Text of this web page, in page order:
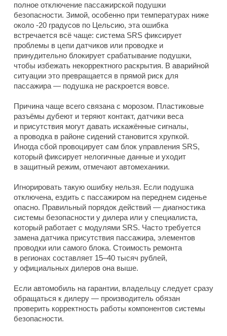
полное отключение пассажирской подушки
безопасности. Зимой, особенно при температурах ниже
около -20 градусов по Цельсию, эта ошибка
встречается всё чаще: система SRS фиксирует
проблемы в цепи датчиков или проводке и
принудительно блокирует срабатывание подушки,
чтобы избежать некорректного раскрытия. В аварийной
ситуации это превращается в прямой риск для
пассажира — подушка не раскроется вовсе.
Причина чаще всего связана с морозом. Пластиковые
разъёмы дубеют и теряют контакт, датчики веса
и присутствия могут давать искажённые сигналы,
а проводка в районе сидений становится хрупкой.
Иногда сбой провоцирует сам блок управления SRS,
который фиксирует нелогичные данные и уходит
в защитный режим, отмечают автомеханики.
Игнорировать такую ошибку нельзя. Если подушка
отключена, ездить с пассажиром на переднем сиденье
опасно. Правильный порядок действий — диагностика
системы безопасности у дилера или у специалиста,
который работает с модулями SRS. Часто требуется
замена датчика присутствия пассажира, элементов
проводки или самого блока. Стоимость ремонта
в регионах составляет 15–40 тысяч рублей,
у официальных дилеров она выше.
Если автомобиль на гарантии, владельцу следует сразу
обращаться к дилеру — производитель обязан
проверить корректность работы компонентов системы
безопасности.